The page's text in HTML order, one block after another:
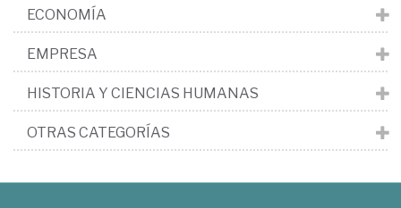
ECONOMÍA
EMPRESA
HISTORIA Y CIENCIAS HUMANAS
OTRAS CATEGORÍAS